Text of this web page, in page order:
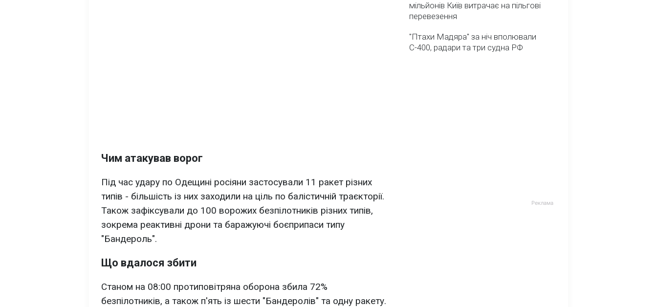
Чим атакував ворог
Під час удару по Одещині росіяни застосували 11 ракет різних
типів - більшість із них заходили на ціль по балістичній траєкторії.
Також зафіксували до 100 ворожих безпілотників різних типів,
зокрема реактивні дрони та баражуючі боєприпаси типу
"Бандероль".
Що вдалося збити
Станом на 08:00 протиповітряна оборона збила 72%
безпілотників, а також п'ять із шести "Бандеролів" та одну ракету.
мільйонів Київ витрачає на пільгові
перевезення
"Птахи Мадяра" за ніч вполювали
С-400, радари та три судна РФ